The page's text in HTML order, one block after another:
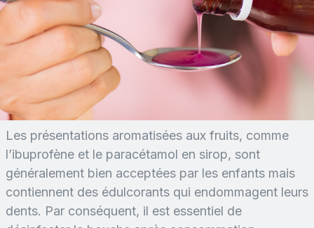
Les présentations aromatisées aux fruits, comme
l’ibuprofène et le paracétamol en sirop, sont
généralement bien acceptées par les enfants mais
contiennent des édulcorants qui endommagent leurs
dents. Par conséquent, il est essentiel de